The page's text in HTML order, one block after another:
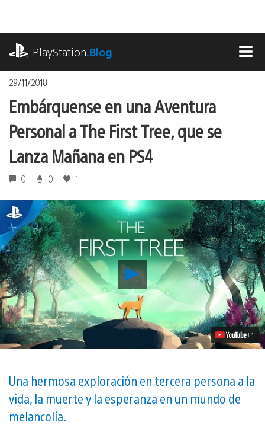
contenido
PlayStation.Blog
29/11/2018
Embárquense en una Aventura
Personal a The First Tree, que se
Lanza Mañana en PS4
0 0 1
Reproducir
Embárquense
en
una
Aventura
Personal
The
que
se
Lanza
Una hermosa exploración en tercera persona a la
vida, la muerte y la esperanza en un mundo de
melancolía.